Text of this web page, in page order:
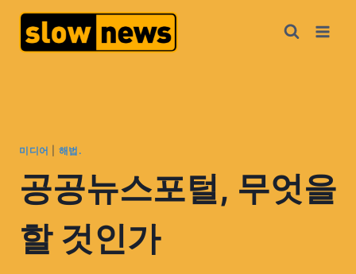
미디어 해법.
공공뉴스포털, 무엇을
할 것인가